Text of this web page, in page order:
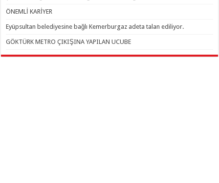
ÖNEMLİ KARİYER
Eyüpsultan belediyesine bağlı Kemerburgaz adeta talan ediliyor.
GÖKTÜRK METRO ÇIKIŞINA YAPILAN UCUBE